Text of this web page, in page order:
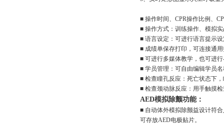
■ 操作时间、CPR操作比例、
■ 操作方式：训练操作、模拟
■ 语言设定：可进行语言提示
■ 成绩单保存打印，可连接通
■ 可进行多媒体教学，也可进
■ 学员管理：可自由编辑学员
■ 检查瞳孔反应：死亡状态下
■ 检查颈动脉反应：用手触摸
AED模拟除颤功能：
■ 自动体外模拟除颤益设计符
可存放AED电极贴片。